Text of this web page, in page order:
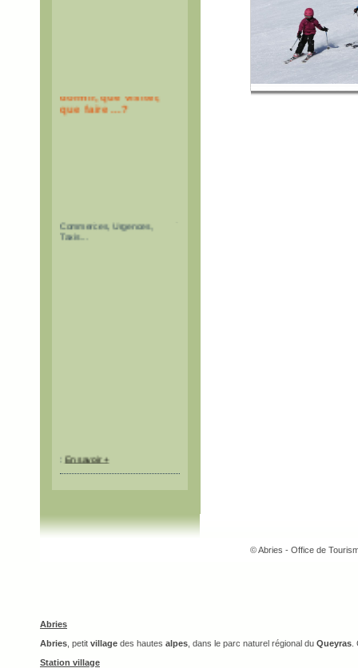
que faire ...?
Commerces, Urgences,
Taxis...
© Abries - Office de
Abries
Abries , petit village des hautes alpes , dans le parc naturel régional du Queyras
Station village